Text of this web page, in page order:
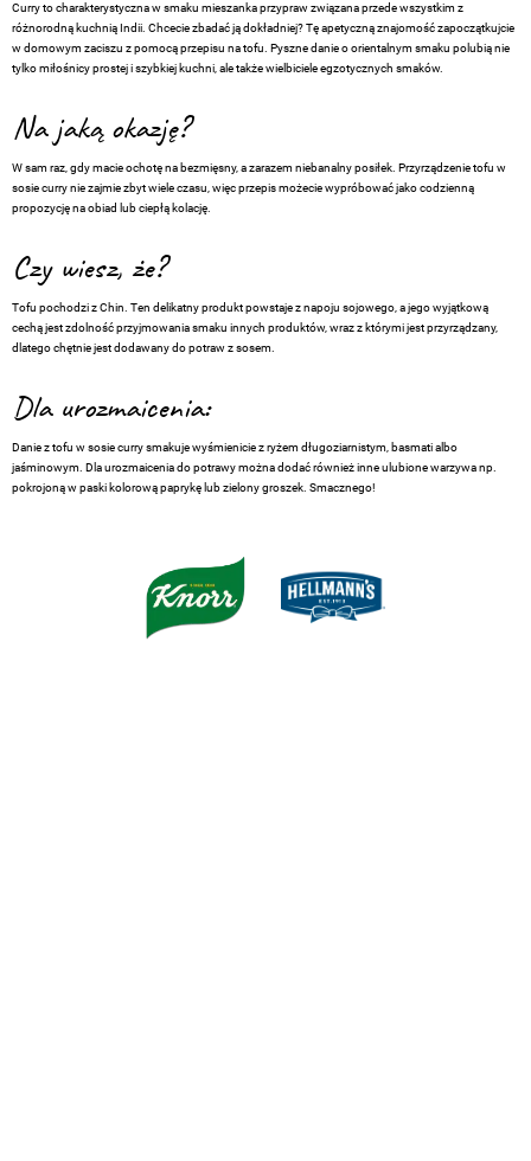
Curry to charakterystyczna w smaku mieszanka przypraw związana przede wszystkim z
różnorodną kuchnią Indii. Chcecie zbadać ją dokładniej? Tę apetyczną znajomość zapoczątkujcie
w domowym zaciszu z pomocą przepisu na tofu. Pyszne danie o orientalnym smaku polubią nie
tylko miłośnicy prostej i szybkiej kuchni, ale także wielbiciele egzotycznych smaków.
Na jaką okazję?
W sam raz, gdy macie ochotę na bezmięsny, a zarazem niebanalny posiłek. Przyrządzenie tofu w
sosie curry nie zajmie zbyt wiele czasu, więc przepis możecie wypróbować jako codzienną
propozycję na obiad lub ciepłą kolację.
Czy wiesz, że?
Tofu pochodzi z Chin. Ten delikatny produkt powstaje z napoju sojowego, a jego wyjątkową
cechą jest zdolność przyjmowania smaku innych produktów, wraz z którymi jest przyrządzany,
dlatego chętnie jest dodawany do potraw z sosem.
Dla urozmaicenia:
Danie z tofu w sosie curry smakuje wyśmienicie z ryżem długoziarnistym, basmati albo
jaśminowym. Dla urozmaicenia do potrawy można dodać również inne ulubione warzywa np.
pokrojoną w paski kolorową paprykę lub zielony groszek. Smacznego!